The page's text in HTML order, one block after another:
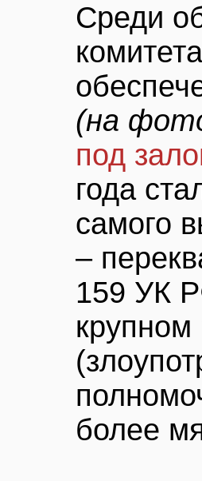
Среди
(на
под
года
самого
–
159 УК
крупном
более